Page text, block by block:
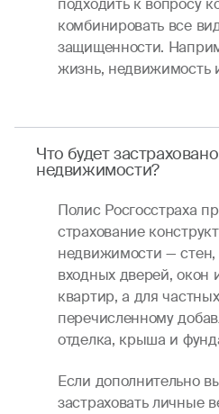
подходить к вопросу
комбинировать все
защищенности.
жизнь, недвижимость
Что будет
недвижимости?
Полис Росгосстраха
страхование
недвижимости —
входных дверей, окон
квартир, а для
перечисленному
отделка, крыша и
Если дополнительно
застраховать личные